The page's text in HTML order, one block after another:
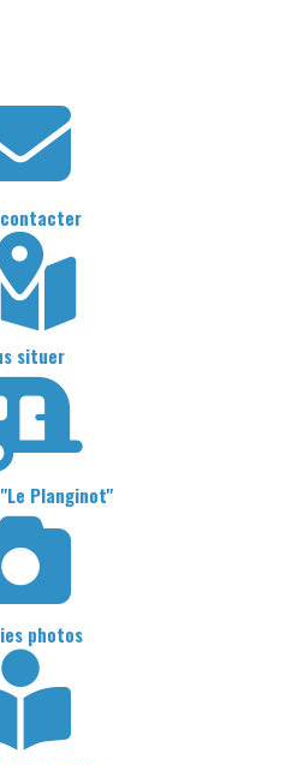
contacter
situer
Planginot"
photos